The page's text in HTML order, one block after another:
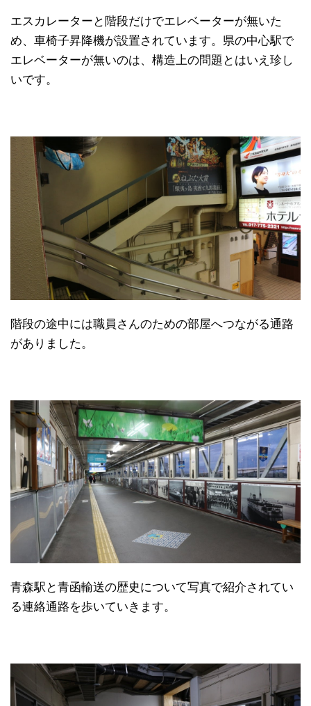
エスカレーターと階段だけでエレベーターが無いた
め、車椅子昇降機が設置されています。県の中心駅で
エレベーターが無いのは、構造上の問題とはいえ珍し
いです。
階段の途中には職員さんのための部屋へつながる通路
がありました。
青森駅と青函輸送の歴史について写真で紹介されてい
る連絡通路を歩いていきます。